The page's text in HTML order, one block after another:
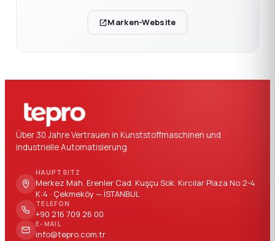
Marken-Website
Über 30 Jahre Vertrauen in Kunststoffmaschinen und
industrielle Automatisierung.
HAUPTSITZ
Merkez Mah. Erenler Cad. Kuşçu Sok. Kırcılar Plaza No:2-4
K:4 · Çekmeköy — İSTANBUL
TELEFON
+90 216 709 26 00
E-MAIL
info@tepro.com.tr